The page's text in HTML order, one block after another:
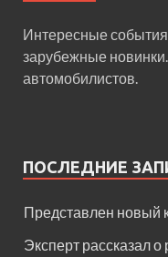
Интересные события
зарубежные
автомобилистов.
ПОСЛЕДНИЕ
Представлен новый
Эксперт рассказал о